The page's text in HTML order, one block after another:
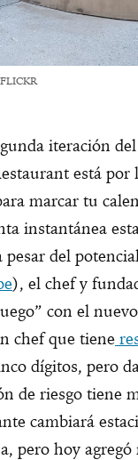
iteración
está
marcar tu
instantánea
pesar del
), el chef y
con el
chef que tiene
dígitos, pero
de riesgo tiene
cambiará
pero hoy